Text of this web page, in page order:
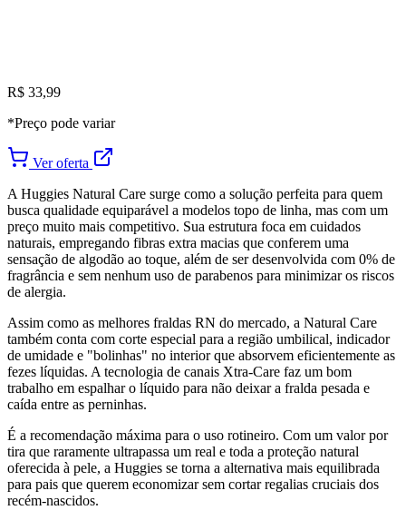
R$ 33,99
*Preço pode variar
Ver oferta
A Huggies Natural Care surge como a solução perfeita para quem
busca qualidade equiparável a modelos topo de linha, mas com um
preço muito mais competitivo. Sua estrutura foca em cuidados
naturais, empregando fibras extra macias que conferem uma
sensação de algodão ao toque, além de ser desenvolvida com 0% de
fragrância e sem nenhum uso de parabenos para minimizar os riscos
de alergia.
Assim como as melhores fraldas RN do mercado, a Natural Care
também conta com corte especial para a região umbilical, indicador
de umidade e "bolinhas" no interior que absorvem eficientemente as
fezes líquidas. A tecnologia de canais Xtra-Care faz um bom
trabalho em espalhar o líquido para não deixar a fralda pesada e
caída entre as perninhas.
É a recomendação máxima para o uso rotineiro. Com um valor por
tira que raramente ultrapassa um real e toda a proteção natural
oferecida à pele, a Huggies se torna a alternativa mais equilibrada
para pais que querem economizar sem cortar regalias cruciais dos
recém-nascidos.